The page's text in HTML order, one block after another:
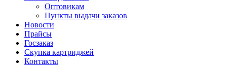
Оптовикам
Пункты выдачи заказов
Новости
Прайсы
Госзаказ
Скупка картриджей
Контакты